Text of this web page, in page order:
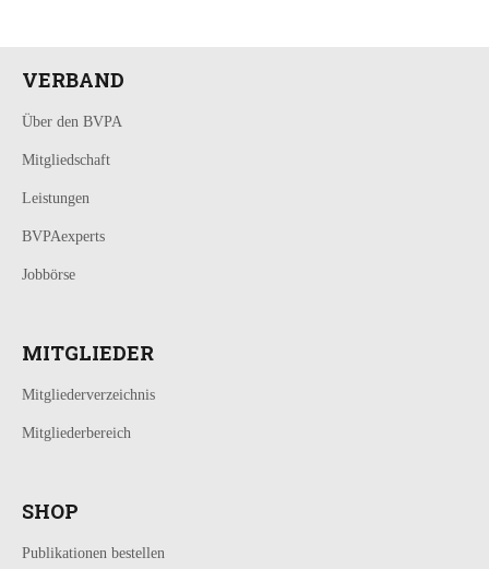
VERBAND
Über den BVPA
Mitgliedschaft
Leistungen
BVPAexperts
Jobbörse
MITGLIEDER
Mitgliederverzeichnis
Mitgliederbereich
SHOP
Publikationen bestellen